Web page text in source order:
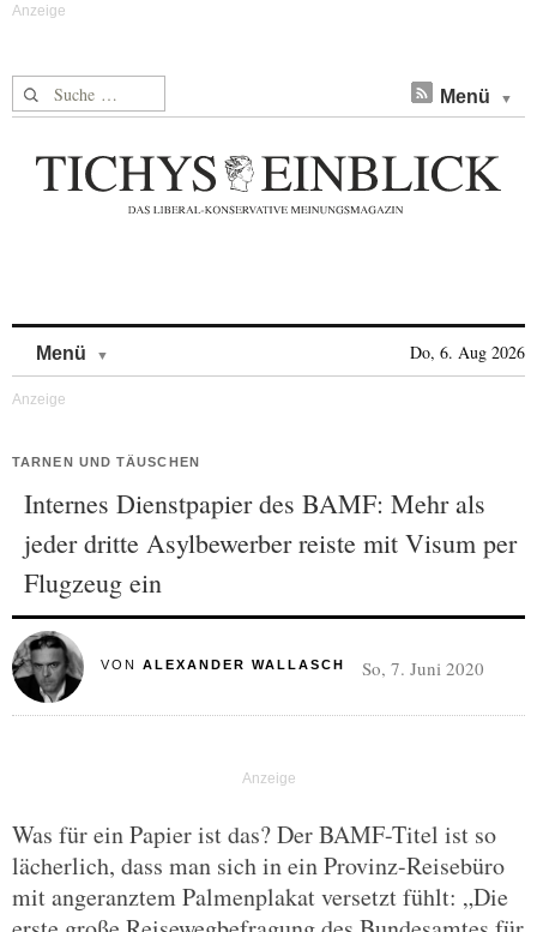
Suche nach: Menü
Menü Do, 6. Aug 2026
TARNEN UND TÄUSCHEN
Internes Dienstpapier des BAMF: Mehr als
jeder dritte Asylbewerber reiste mit Visum per
Flugzeug ein
VON ALEXANDER WALLASCH So, 7. Juni 2020
Was für ein Papier ist das? Der BAMF-Titel ist so
lächerlich, dass man sich in ein Provinz-Reisebüro
mit angeranztem Palmenplakat versetzt fühlt: „Die